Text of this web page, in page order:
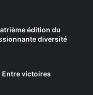
édition du
diversité
victoires